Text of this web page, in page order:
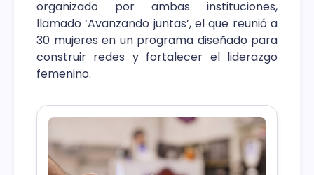
organizado por ambas instituciones,
llamado ‘Avanzando juntas’, el que reunió a
30 mujeres en un programa diseñado para
construir redes y fortalecer el liderazgo
femenino.